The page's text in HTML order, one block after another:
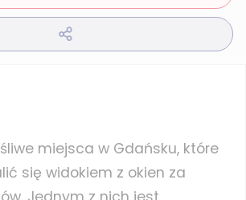
miejsca w Gdańsku, które
się widokiem z okien za